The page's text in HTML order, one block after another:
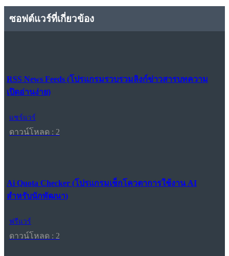
ซอฟต์แวร์ที่เกี่ยวข้อง
RSS News Feeds (โปรแกรมรวบรวมลิงก์ข่าวสารบทความ
เปิดอ่านง่าย)
แชร์แวร์
ดาวน์โหลด : 2
Ai Quota Checker (โปรแกรมเช็กโควตาการใช้งาน AI
สำหรับนักพัฒนา)
ฟรีแวร์
ดาวน์โหลด : 2